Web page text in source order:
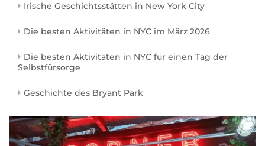
Irische Geschichtsstätten in New York City
Die besten Aktivitäten in NYC im März 2026
Die besten Aktivitäten in NYC für einen Tag der
Selbstfürsorge
Geschichte des Bryant Park